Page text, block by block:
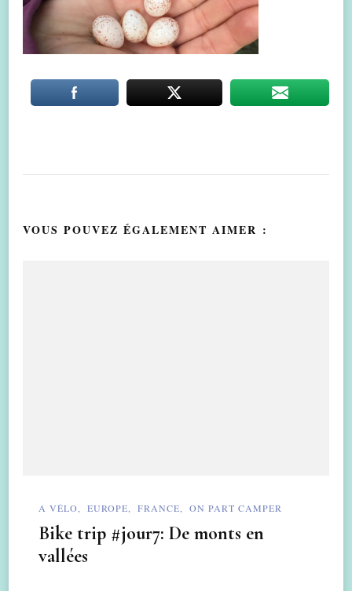
VOUS POUVEZ ÉGALEMENT AIMER :
A VÉLO EUROPE FRANCE ON PART CAMPER
Bike trip #jour7: De monts en
vallées